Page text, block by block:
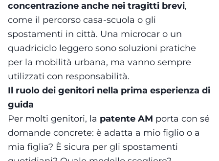
concentrazione anche nei tragitti brevi,
come il percorso casa-scuola o gli
spostamenti in città. Una microcar o un
quadriciclo leggero sono soluzioni pratiche
per la mobilità urbana, ma vanno sempre
utilizzati con responsabilità.
Il ruolo dei genitori nella prima esperienza di
guida
Per molti genitori, la patente AM porta con sé
domande concrete: è adatta a mio figlio o a
mia figlia? È sicura per gli spostamenti